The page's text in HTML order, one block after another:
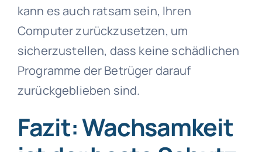
kann es auch ratsam sein, Ihren
Computer zurückzusetzen, um
sicherzustellen, dass keine schädlichen
Programme der Betrüger darauf
zurückgeblieben sind.
Fazit: Wachsamkeit